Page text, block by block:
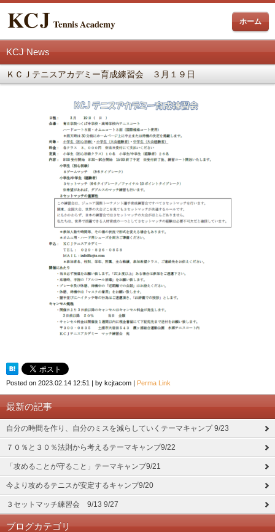
ホーム
KCJ News
ＫＣＪテニスアカデミー育成練習会 ３月１９日
Posted on 2023.02.14 12:51 | by kcjtacom | Perma Link
最新の記事
自分の時間を作り、自分のミスを減らしていくテーマキャンプ 9/23
７０％と３０％法則から考えるテーマキャンプ9/22
「攻めることが守ること」テーマキャンプ9/21
今より攻めるテニスが安定するキャンプ9/20
３セットマッチ練習会 9/13 9/27
ブログカテゴリ